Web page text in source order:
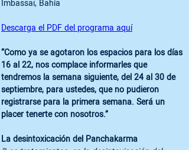
Imbassai, Bahía
Descarga el PDF del programa aquí
“Como ya se agotaron los espacios para los días
16 al 22, nos complace informarles que
tendremos la semana siguiente, del 24 al 30 de
septiembre, para ustedes, que no pudieron
registrarse para la primera semana. Será un
placer tenerte con nosotros.”